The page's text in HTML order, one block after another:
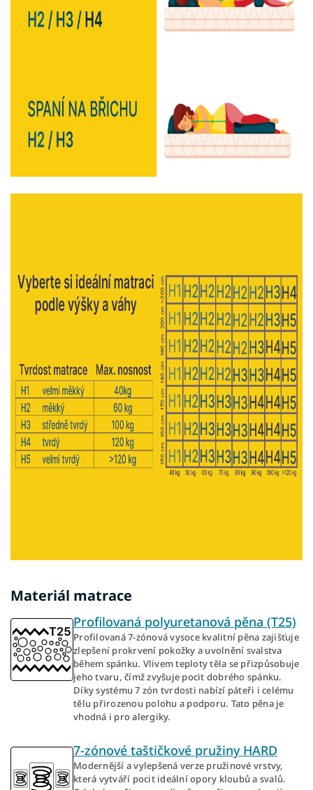
Materiál matrace
Profilovaná polyuretanová pěna (T25)
Profilovaná 7-zónová vysoce kvalitní pěna zajišťuje
zlepšení prokrvení pokožky a uvolnění svalstva
během spánku. Vlivem teploty těla se přizpůsobuje
jeho tvaru, čímž zvyšuje pocit dobrého spánku.
Díky systému 7 zón tvrdosti nabízí páteři i celému
tělu přirozenou polohu a podporu. Tato pěna je
vhodná i pro alergiky.
7-zónové taštičkové pružiny HARD
Modernější a vylepšená verze pružinové vrstvy,
která vytváří pocit ideální opory kloubů a svalů.